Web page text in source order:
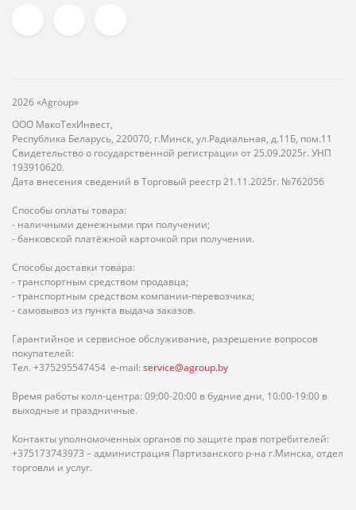
2026 «Agroup»
ООО МакоТехИнвест,
Республика Беларусь, 220070, г.Минск, ул.Радиальная, д.11Б, пом.11
Свидетельство о государственной регистрации от 25.09.2025г. УНП
193910620.
Дата внесения сведений в Торговый реестр 21.11.2025г. №762056
Способы оплаты товара:
- наличными денежными при получении;
- банковской платёжной карточкой при получении.
Способы доставки товара:
- транспортным средством продавца;
- транспортным средством компании-перевозчика;
- самовывоз из пункта выдача заказов.
Гарантийное и сервисное обслуживание, разрешение вопросов
покупателей:
Тел. +375295547454 e-mail: service@agroup.by
Время работы колл-центра: 09:00-20:00 в будние дни, 10:00-19:00 в
выходные и праздничные.
Контакты уполномоченных органов по защите прав потребителей:
+375173743973 – администрация Партизанского р-на г.Минска, отдел
торговли и услуг.